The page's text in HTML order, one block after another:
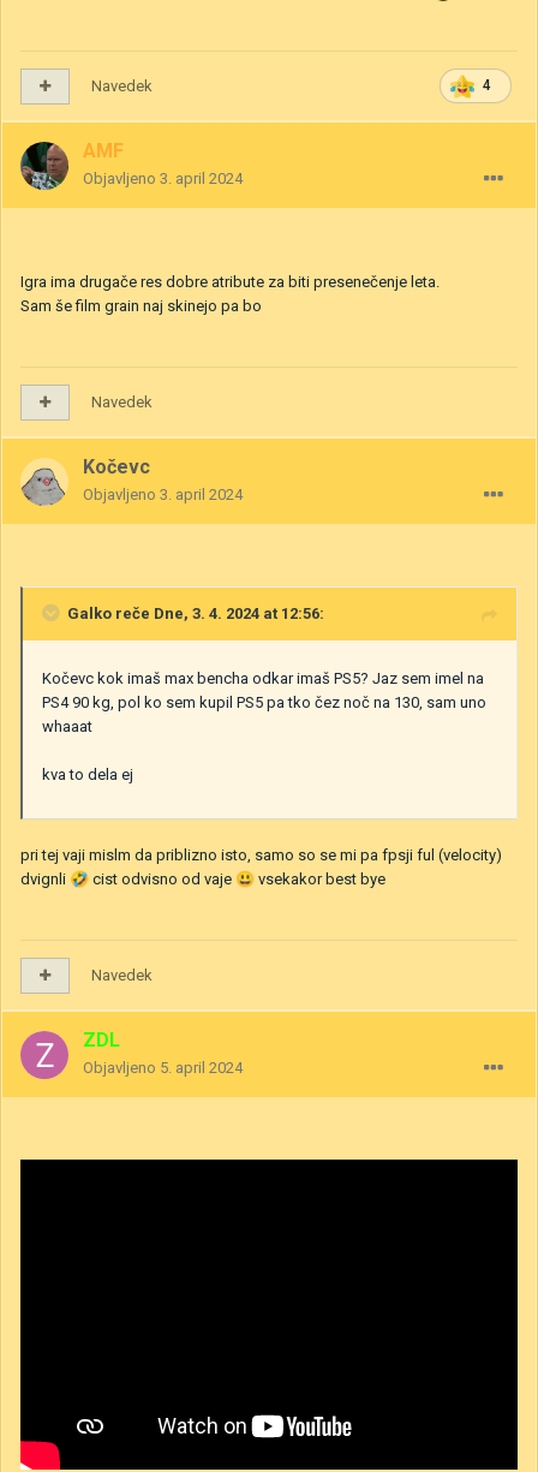
4
Navedek
AMF
Objavljeno 3. april 2024
Igra ima drugače res dobre atribute za biti presenečenje leta.
Sam še film grain naj skinejo pa bo
Navedek
Kočevc
Objavljeno 3. april 2024
Galko reče Dne, 3. 4. 2024 at 12:56:
Kočevc kok imaš max bencha odkar imaš PS5? Jaz sem imel na
PS4 90 kg, pol ko sem kupil PS5 pa tko čez noč na 130, sam uno
whaaat
kva to dela ej
pri tej vaji mislm da priblizno isto, samo so se mi pa fpsji ful (velocity)
dvignli 🤣 cist odvisno od vaje 😃 vsekakor best bye
Navedek
ZDL
Objavljeno 5. april 2024